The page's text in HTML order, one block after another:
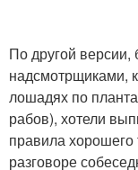
По другой
надсмотрщиками,
лошадях по
рабов), хотели
правила хорошего
разговоре